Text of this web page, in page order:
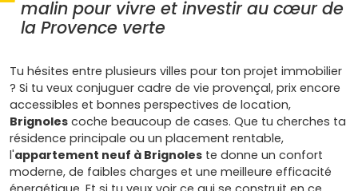
malin pour vivre et investir au cœur de
la Provence verte
Tu hésites entre plusieurs villes pour ton projet immobilier
? Si tu veux conjuguer cadre de vie provençal, prix encore
accessibles et bonnes perspectives de location,
Brignoles coche beaucoup de cases. Que tu cherches ta
résidence principale ou un placement rentable,
l'appartement neuf à Brignoles te donne un confort
moderne, de faibles charges et une meilleure efficacité